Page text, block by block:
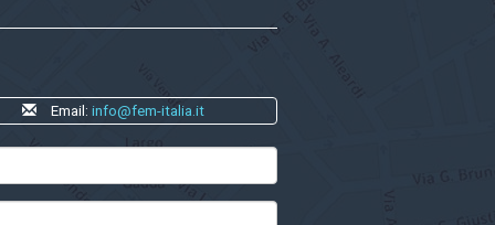
Email:info@fem-italia.it